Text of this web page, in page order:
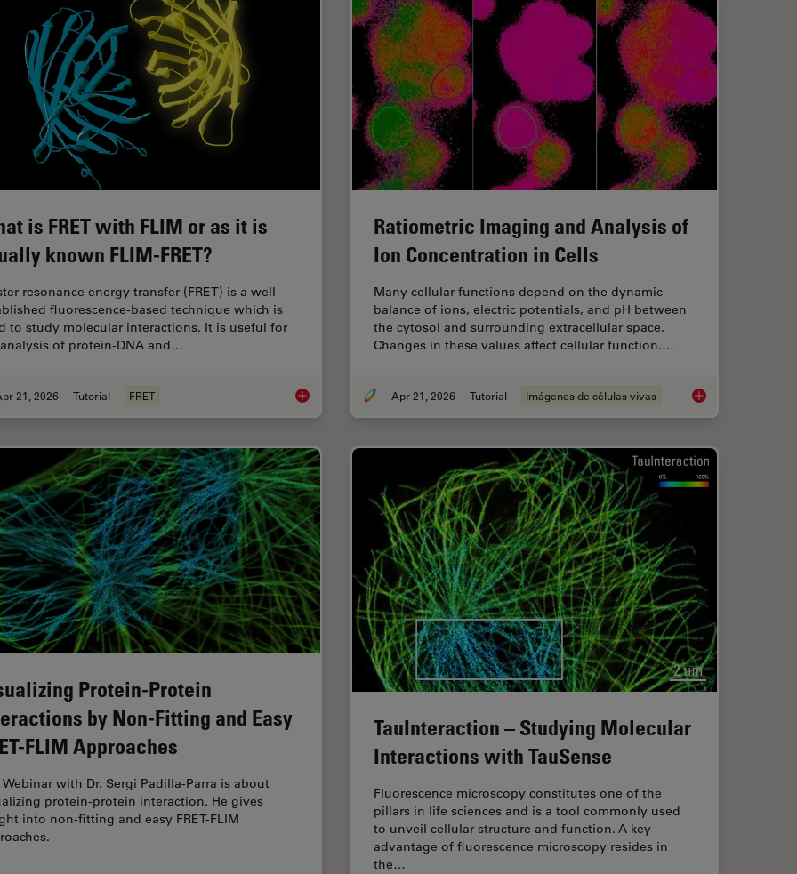
is FRET with FLIM or as it is
known FLIM-FRET?
resonance energy transfer (FRET) is a well-
fluorescence-based technique which is
to study molecular interactions. It is useful for
of protein-DNA and…
21, 2026 Tutorial FRET What is FRET with FLIM or as it is usually known FLIM-FRET?
Ratiometric Imaging and Analysis of
Ion Concentration in Cells
Many cellular functions depend on the dynamic
balance of ions, electric potentials, and pH between
the cytosol and surrounding extracellular space.
Changes in these values affect cellular function.…
Apr 21, 2026 Tutorial Imágenes de células vivas Ratiometric Imaging
Protein-Protein
by Non-Fitting and Easy
FLIM Approaches
Webinar with Dr. Sergi Padilla-Parra is about
protein-protein interaction. He gives
into non-fitting and easy FRET-FLIM
TauInteraction – Studying Molecular
Interactions with TauSense
Fluorescence microscopy constitutes one of the
pillars in life sciences and is a tool commonly used
to unveil cellular structure and function. A key
advantage of fluorescence microscopy resides in
the…